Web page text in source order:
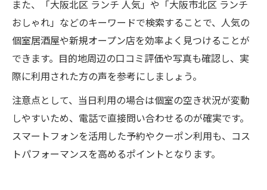
また、「大阪北区 ランチ 人気」や「大阪市北区 ランチ
おしゃれ」などのキーワードで検索することで、人気の
個室居酒屋や新規オープン店を効率よく見つけることが
できます。目的地周辺の口コミ評価や写真も確認し、実
際に利用された方の声を参考にしましょう。
注意点として、当日利用の場合は個室の空き状況が変動
しやすいため、電話で直接問い合わせるのが確実です。
スマートフォンを活用した予約やクーポン利用も、コス
トパフォーマンスを高めるポイントとなります。